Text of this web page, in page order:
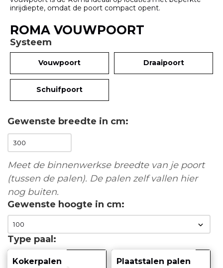
inrijdiepte, omdat de poort compact opent.
ROMA VOUWPOORT
Systeem
Vouwpoort Draaipoort
Schuifpoort
Gewenste breedte in cm
Meet de binnenwerkse breedte van je poort
(tussen de palen). De palen zelf vallen hier
nog buiten.
Gewenste hoogte in cm
Type paal
Kokerpalen Plaatstalen palen